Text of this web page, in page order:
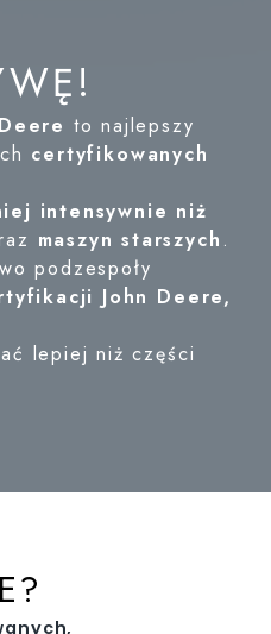
to najlepszy
certyfikowanych
intensywnie niż
maszyn starszych .
podzespoły
John Deere,
lepiej niż części